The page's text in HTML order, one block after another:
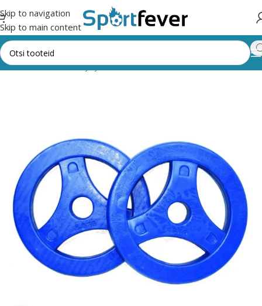
Skip to navigation
Skip to main content
Fitness,trenažöörid ja jõusaal Raskused Raskused ava 30mm